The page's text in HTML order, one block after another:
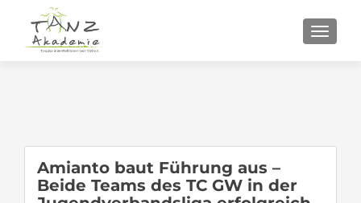
Amianto baut Führung aus –
Beide Teams des TC GW in der